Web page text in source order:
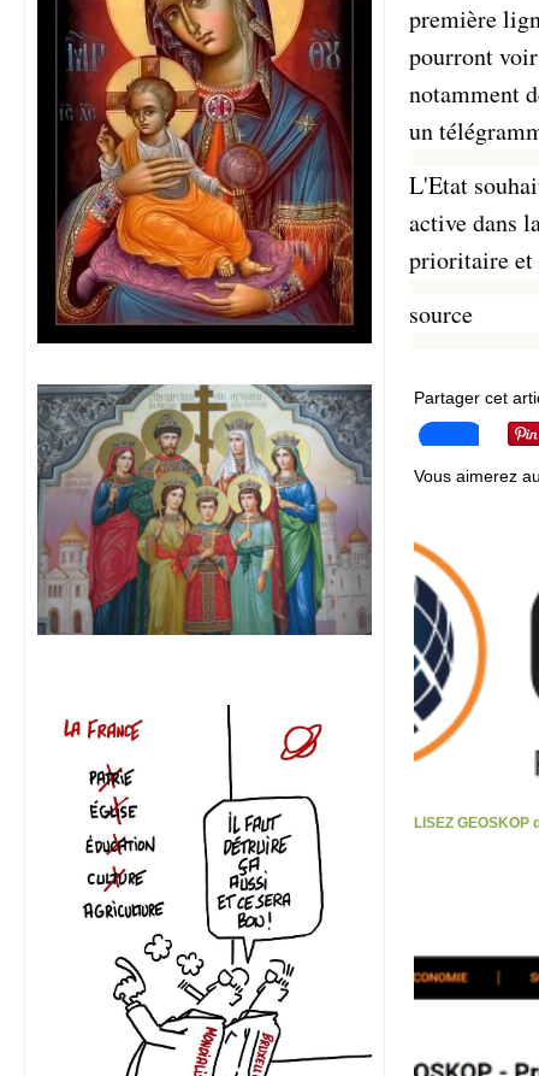
première
pourront
notamment
un
L'Etat
active dans
prioritaire et
source
Partager cet
Vous aimerez
LISEZ GEOSKOP